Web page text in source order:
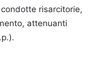
risarcitorie,
attenuanti